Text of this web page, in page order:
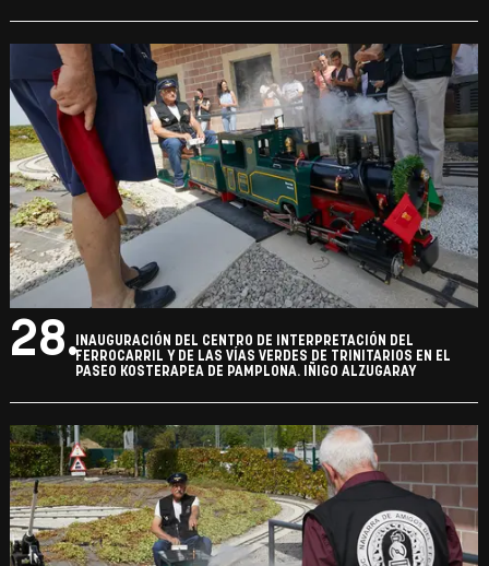
28. INAUGURACIÓN DEL CENTRO DE INTERPRETACIÓN DEL
FERROCARRIL Y DE LAS VÍAS VERDES DE TRINITARIOS EN EL
PASEO KOSTERAPEA DE PAMPLONA. IÑIGO ALZUGARAY